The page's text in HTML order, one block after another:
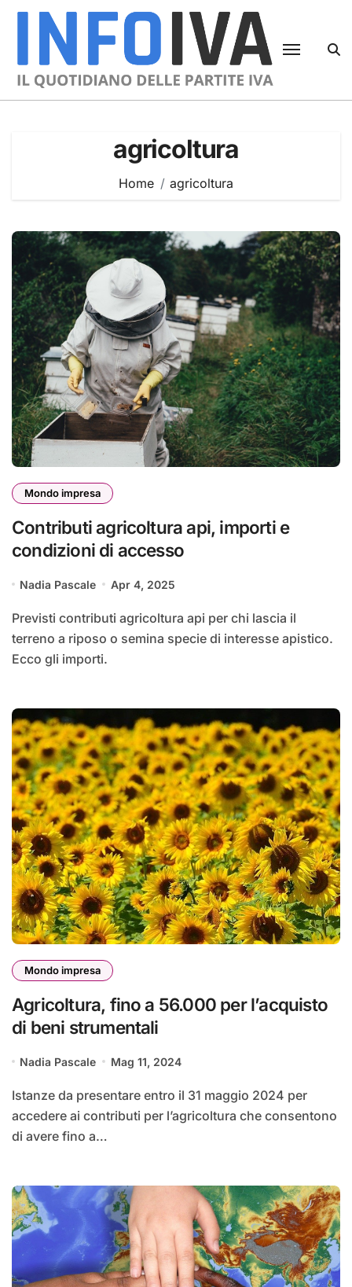
Skip
agricoltura
Home agricoltura
Mondo impresa
Contributi agricoltura api, importi e
condizioni di accesso
Nadia Pascale Apr 4, 2025
Previsti contributi agricoltura api per chi lascia il
terreno a riposo o semina specie di interesse apistico.
Ecco gli importi.
Mondo impresa
Agricoltura, fino a 56.000 per l’acquisto
di beni strumentali
Nadia Pascale Mag 11, 2024
Istanze da presentare entro il 31 maggio 2024 per
accedere ai contributi per l’agricoltura che consentono
di avere fino a…